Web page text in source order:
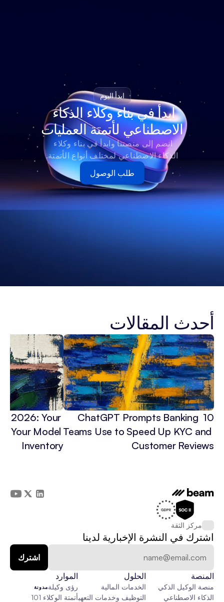
ابدأ اليوم
ابدأ في بناء وكلاء الذكاء
الاصطناعي لأتمتة العمليات
الذكاء الاصطناعي لمختلف أنواع الأتمتة.
طلب الوصول
أحدث المقالات
10 ChatGPT Prompts Banking
Teams Use to Speed Up KYC and
Customer Reviews
2026: Your
Your Model
Inventory
مركز الثقة
اشترك في النشرة الإخبارية لدينا
المنصة
منصة الوكيل الذكي
الذكاء الاصطناعي
الحلول
الخدمات المالية
التوظيف وخدمات التعهيد الخارجي
الموارد
رؤى وكيلةمدونة
أتمتة الوكلاء 101